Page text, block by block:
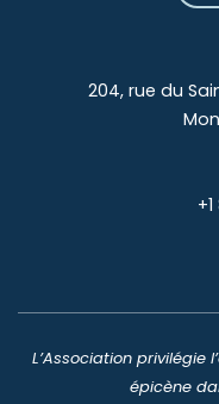
204, rue du
L’Association
épicène